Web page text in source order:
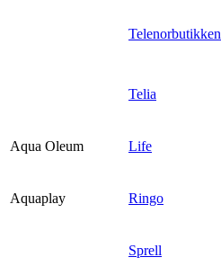
Telenorbutikken
Telia
Aqua Oleum Life
Aquaplay Ringo
Sprell